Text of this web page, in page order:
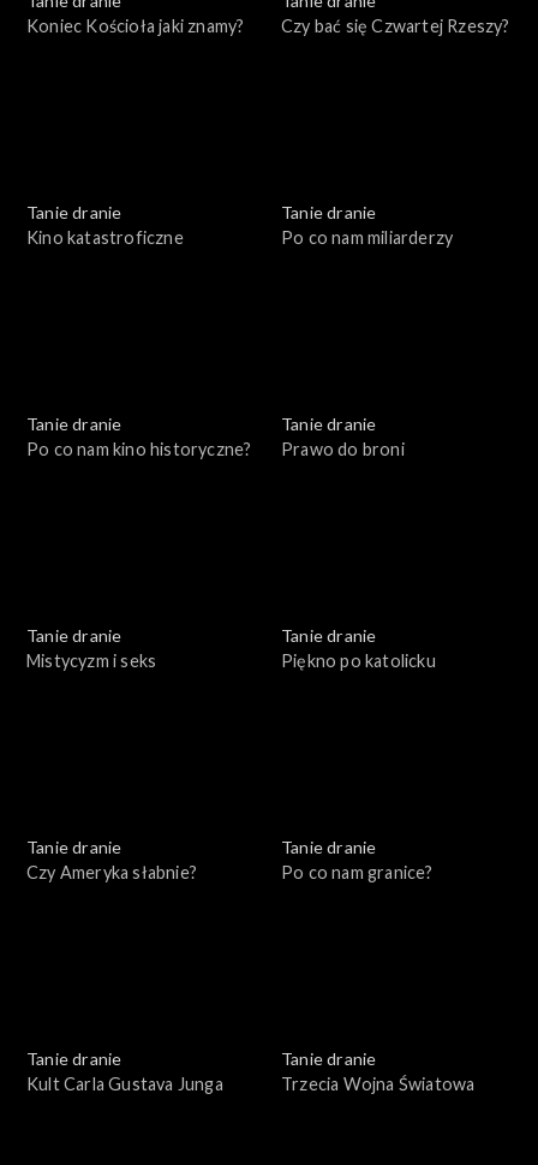
Koniec Kościoła jaki znamy?
Czy bać się Czwartej Rzeszy?
Tanie dranie
Kino katastroficzne
Tanie dranie
Po co nam miliarderzy
Tanie dranie
Po co nam kino historyczne?
Tanie dranie
Prawo do broni
Tanie dranie
Mistycyzm i seks
Tanie dranie
Piękno po katolicku
Tanie dranie
Czy Ameryka słabnie?
Tanie dranie
Po co nam granice?
Tanie dranie
Kult Carla Gustava Junga
Tanie dranie
Trzecia Wojna Światowa